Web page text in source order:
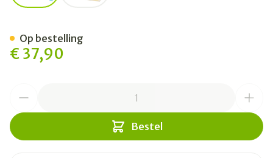
€ 37,90
Bestel
Op bestelling